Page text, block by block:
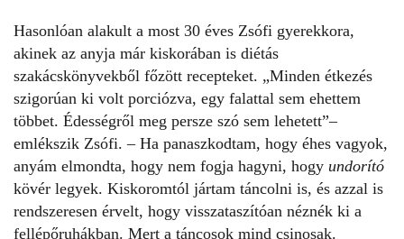
Hasonlóan alakult a most 30 éves Zsófi gyerekkora,
akinek az anyja már kiskorában is diétás
szakácskönyvekből főzött recepteket. „Minden étkezés
szigorúan ki volt porciózva, egy falattal sem ehettem
többet. Édességről meg persze szó sem lehetett”–
emlékszik Zsófi. – Ha panaszkodtam, hogy éhes vagyok,
anyám elmondta, hogy nem fogja hagyni, hogy undorító
kövér legyek. Kiskoromtól jártam táncolni is, és azzal is
rendszeresen érvelt, hogy visszataszítóan néznék ki a
fellépőruhákban. Mert a táncosok mind csinosak.